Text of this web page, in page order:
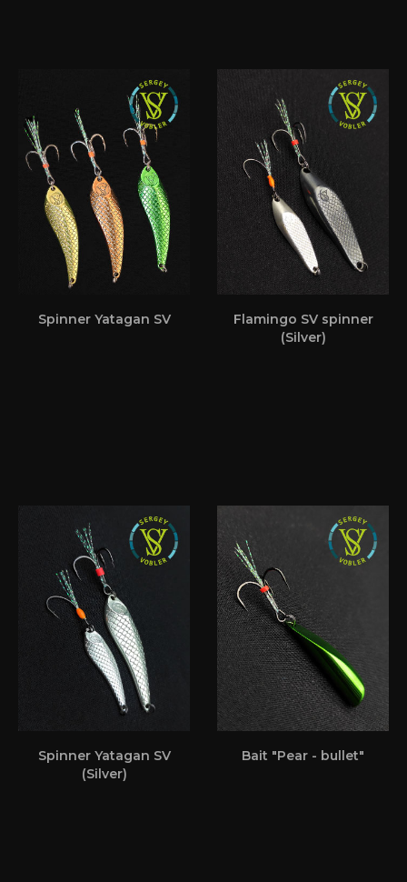
Spinner Yatagan SV
Flamingo SV spinner
(Silver)
Spinner Yatagan SV
(Silver)
Bait "Pear - bullet"